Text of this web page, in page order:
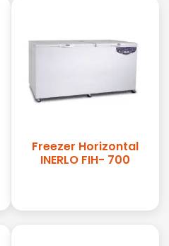
Freezer Horizontal
INERLO FIH- 700